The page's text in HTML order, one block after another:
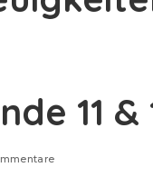
11 &